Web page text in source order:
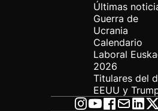
Últimas
Guerra de
Ucrania
Calendario
Laboral
2026
Titulares del
EEUU y